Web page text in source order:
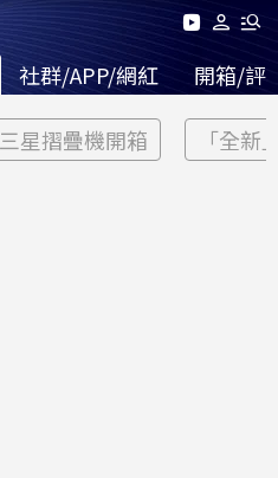
社群/APP/網紅 開箱/評
三星摺疊機開箱 「全新